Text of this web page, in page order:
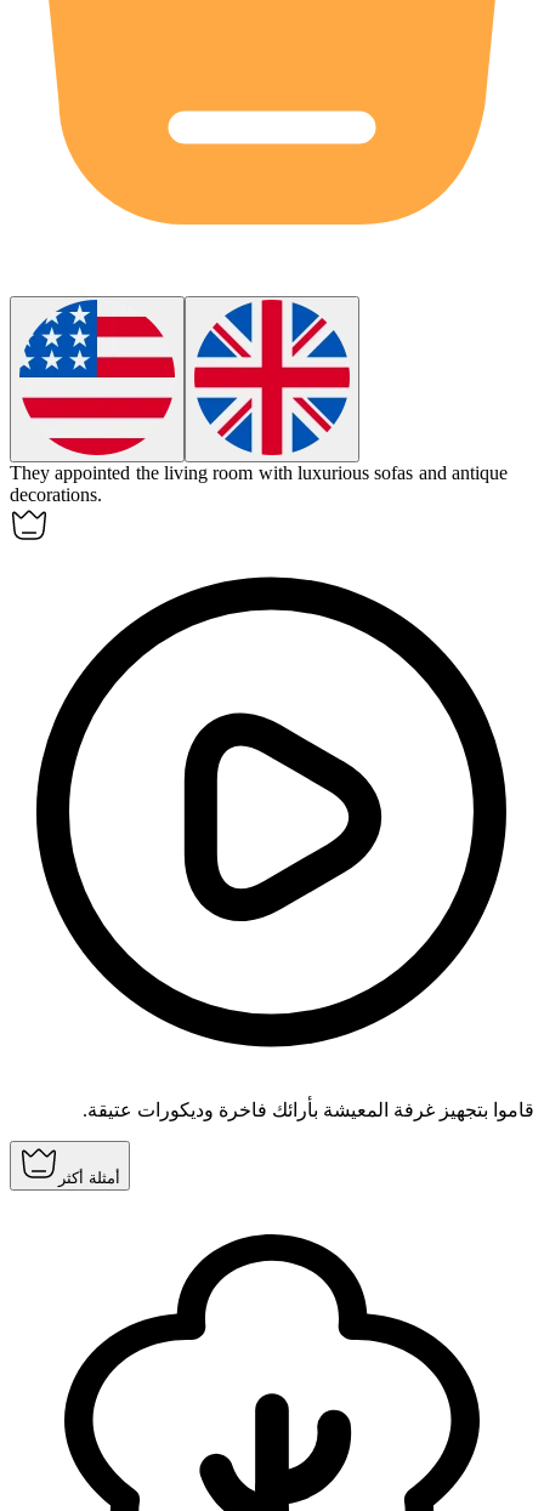
Theyappointed the living room with luxurious sofas and antique
decorations.
قاموا بتجهيز غرفة المعيشة بأرائك فاخرة وديكورات عتيقة.
أمثلة أكثر